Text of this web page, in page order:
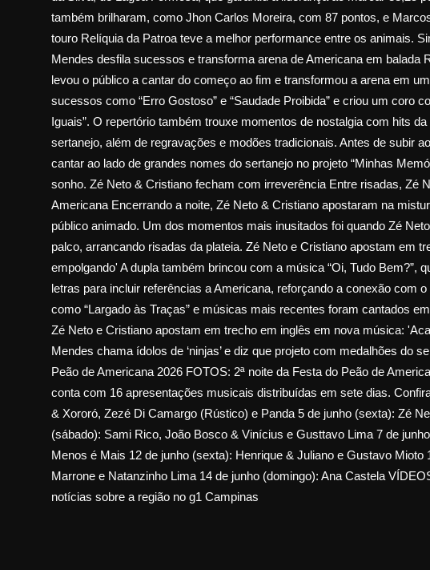
também brilharam, como Jhon Carlos Moreira, com 87 pontos, e
touro Relíquia da Patroa teve a melhor performance entre os animais.
Mendes desfila sucessos e transforma arena de Americana em balada
levou o público a cantar do começo ao fim e transformou a arena em
sucessos como “Erro Gostoso” e “Saudade Proibida” e criou um coro
Iguais”. O repertório também trouxe momentos de nostalgia com hits
sertanejo, além de regravações e modões tradicionais. Antes de subir
cantar ao lado de grandes nomes do sertanejo no projeto “Minhas
sonho. Zé Neto & Cristiano fecham com irreverência Entre risadas, Zé
Americana Encerrando a noite, Zé Neto & Cristiano apostaram na
público animado. Um dos momentos mais inusitados foi quando Zé
palco, arrancando risadas da plateia. Zé Neto e Cristiano apostam em
empolgando' A dupla também brincou com a música “Oi, Tudo Bem?”,
letras para incluir referências a Americana, reforçando a conexão com
como “Largado às Traças” e músicas mais recentes foram cantados
Zé Neto e Cristiano apostam em trecho em inglês em nova música:
Mendes chama ídolos de ‘ninjas’ e diz que projeto com medalhões do
Peão de Americana 2026 FOTOS: 2ª noite da Festa do Peão de
conta com 16 apresentações musicais distribuídas em sete dias.
& Xororó, Zezé Di Camargo (Rústico) e Panda 5 de junho (sexta): Zé
(sábado): Sami Rico, João Bosco & Vinícius e Gusttavo Lima 7 de
Menos é Mais 12 de junho (sexta): Henrique & Juliano e Gustavo Mioto
Marrone e Natanzinho Lima 14 de junho (domingo): Ana Castela
notícias sobre a região no g1 Campinas